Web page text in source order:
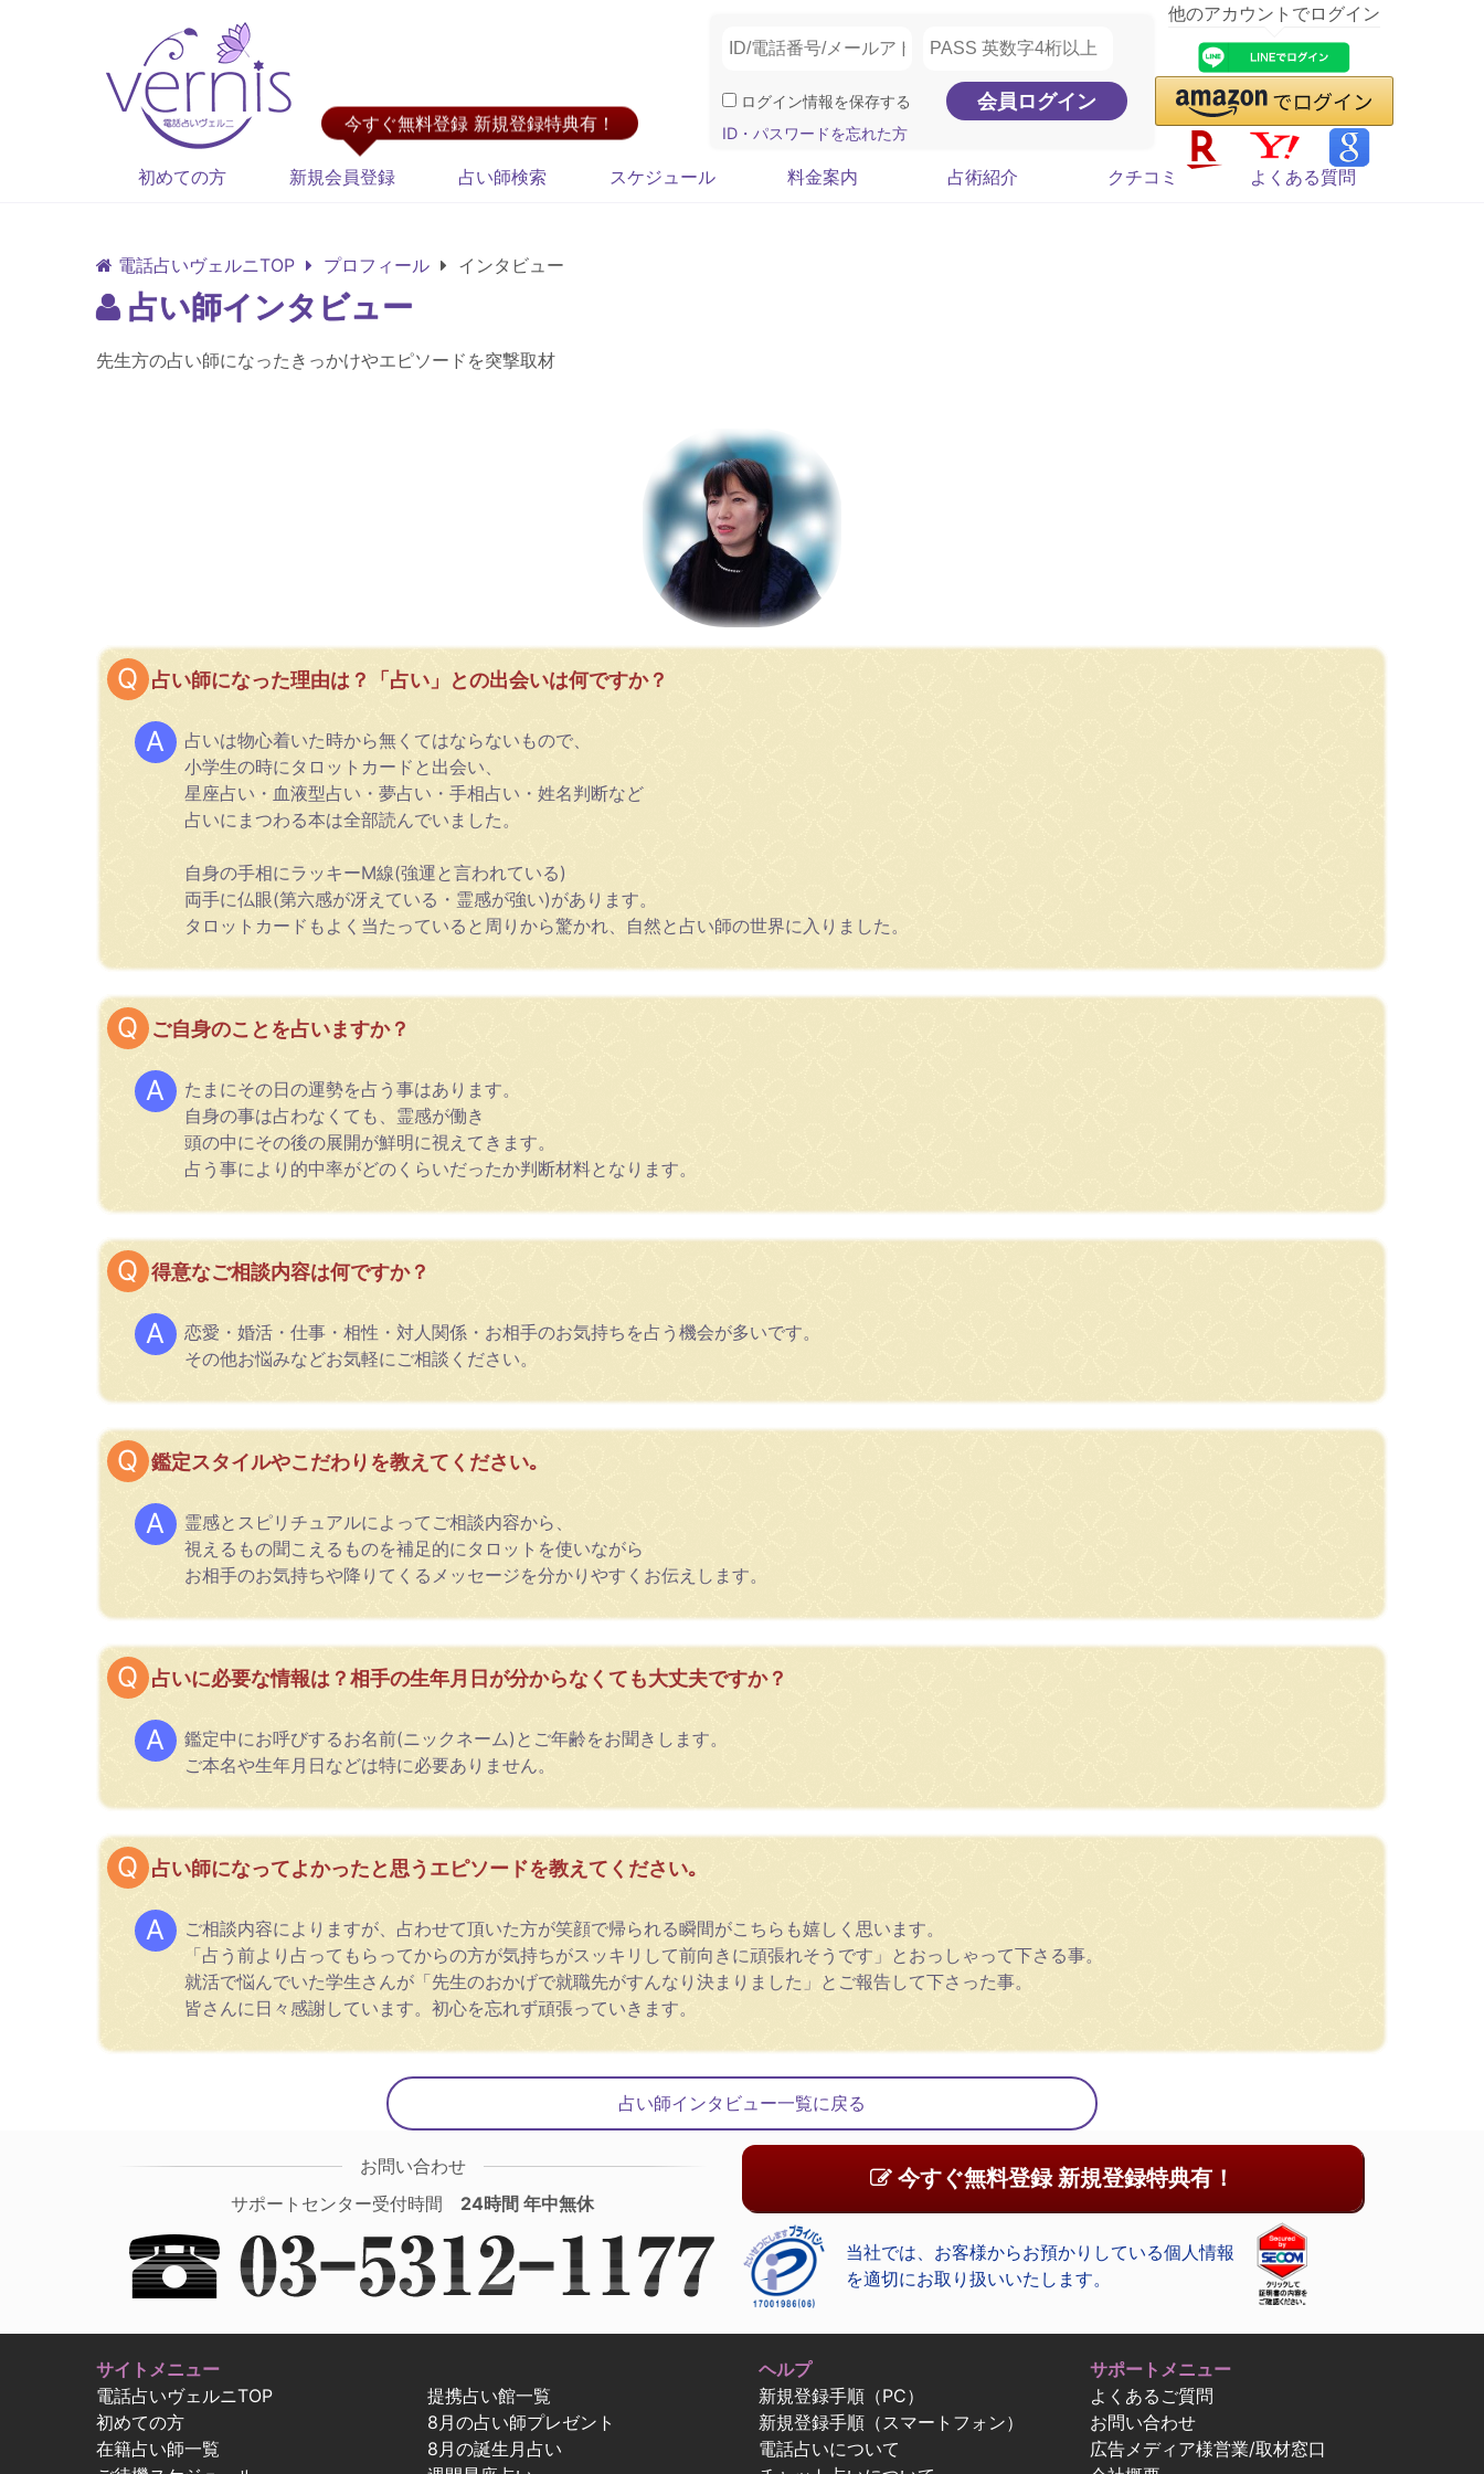
今すぐ無料登録 新規登録特典有！
ログイン情報を保存する
ID・パスワードを忘れた方
他のアカウントでログイン
初めての方 新規会員登録 占い師検索 スケジュール 料金案内 占術紹介 クチコミ よくある質問
電話占いヴェルニTOP プロフィール インタビュー
占い師インタビュー
先生方の占い師になったきっかけやエピソードを突撃取材
占い師になった理由は？「占い」との出会いは何ですか？
占いは物心着いた時から無くてはならないもので、
小学生の時にタロットカードと出会い、
星座占い・血液型占い・夢占い・手相占い・姓名判断など
占いにまつわる本は全部読んでいました。
自身の手相にラッキーM線(強運と言われている)
両手に仏眼(第六感が冴えている・霊感が強い)があります。
タロットカードもよく当たっていると周りから驚かれ、自然と占い師の世界に入りました。
ご自身のことを占いますか？
たまにその日の運勢を占う事はあります。
自身の事は占わなくても、霊感が働き
頭の中にその後の展開が鮮明に視えてきます。
占う事により的中率がどのくらいだったか判断材料となります。
得意なご相談内容は何ですか？
恋愛・婚活・仕事・相性・対人関係・お相手のお気持ちを占う機会が多いです。
その他お悩みなどお気軽にご相談ください。
鑑定スタイルやこだわりを教えてください｡
霊感とスピリチュアルによってご相談内容から、
視えるもの聞こえるものを補足的にタロットを使いながら
お相手のお気持ちや降りてくるメッセージを分かりやすくお伝えします。
占いに必要な情報は？相手の生年月日が分からなくても大丈夫ですか？
鑑定中にお呼びするお名前(ニックネーム)とご年齢をお聞きします。
ご本名や生年月日などは特に必要ありません。
占い師になってよかったと思うエピソードを教えてください｡
ご相談内容によりますが、占わせて頂いた方が笑顔で帰られる瞬間がこちらも嬉しく思います。
「占う前より占ってもらってからの方が気持ちがスッキリして前向きに頑張れそうです」とおっしゃって下さる事。
就活で悩んでいた学生さんが「先生のおかげで就職先がすんなり決まりました」とご報告して下さった事。
皆さんに日々感謝しています。初心を忘れず頑張っていきます。
占い師インタビュー一覧に戻る
お問い合わせ
サポートセンター受付時間 24時間 年中無休
今すぐ無料登録 新規登録特典有！
当社では、お客様からお預かりしている個人情報
を適切にお取り扱いいたします。
サイトメニュー
電話占いヴェルニTOP
初めての方
在籍占い師一覧
提携占い館一覧
8月の占い師プレゼント
8月の誕生月占い
ヘルプ
新規登録手順（PC）
新規登録手順（スマートフォン）
電話占いについて
サポートメニュー
よくあるご質問
お問い合わせ
広告メディア様営業/取材窓口